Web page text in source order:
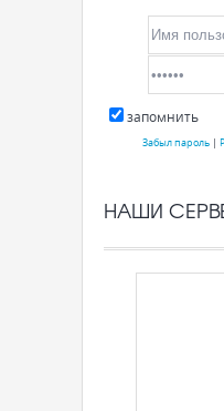
запомнить
Забыл пароль|
НАШИ